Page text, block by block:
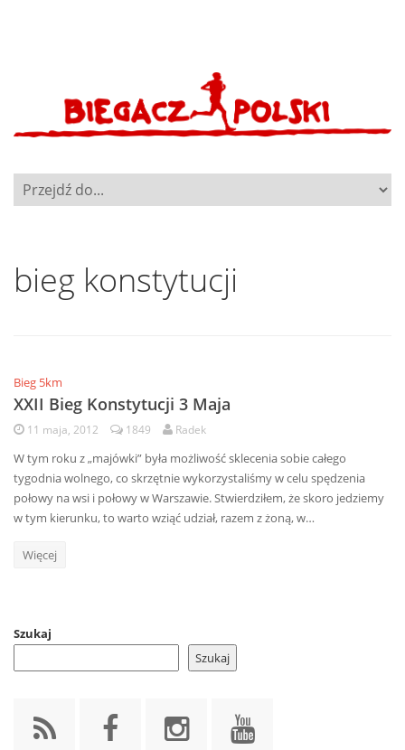
bieg konstytucji
Bieg 5km
XXII Bieg Konstytucji 3 Maja
11 maja, 2012 1849 Radek
W tym roku z „majówki” była możliwość sklecenia sobie całego
tygodnia wolnego, co skrzętnie wykorzystaliśmy w celu spędzenia
połowy na wsi i połowy w Warszawie. Stwierdziłem, że skoro jedziemy
w tym kierunku, to warto wziąć udział, razem z żoną, w…
Więcej
Szukaj
Szukaj